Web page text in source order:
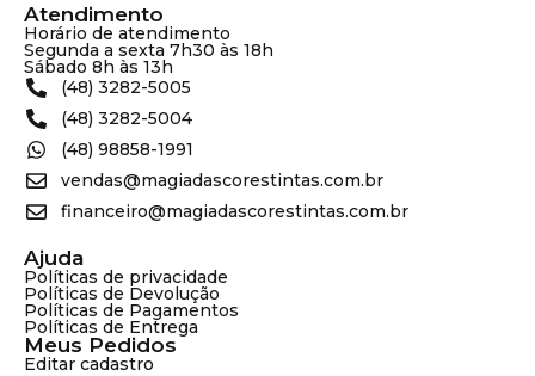
Atendimento
Horário de atendimento
Segunda a sexta 7h30 às 18h
Sábado 8h às 13h
(48) 3282-5005
(48) 3282-5004
(48) 98858-1991
vendas@magiadascorestintas.com.br
financeiro@magiadascorestintas.com.br
Ajuda
Políticas de privacidade
Políticas de Devolução
Políticas de Pagamentos
Políticas de Entrega
Meus Pedidos
Editar cadastro